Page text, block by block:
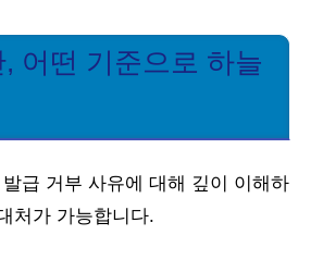
어떤 기준으로 하늘
급 거부 사유에 대해 깊이 이해하
처가 가능합니다.